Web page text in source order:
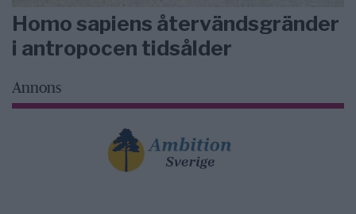
Homo sapiens återvändsgränder
i antropocen tidsålder
Annons